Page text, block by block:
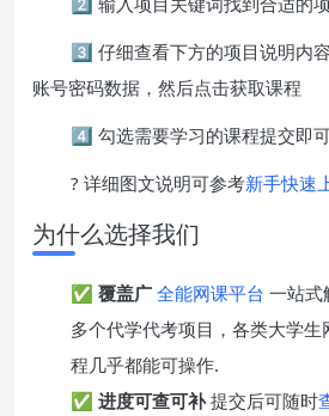
3️⃣ 仔细查看下方的项目说明内
账号密码数据，然后点击获取课程
4️⃣ 勾选需要学习的课程提交即
? 详细图文说明可参考新手快速
为什么选择我们
✅ 覆盖广 全能网课平台 一站式
多个代学代考项目，各类大学
程几乎都能可操作.
✅ 进度可查可补提交后可随时